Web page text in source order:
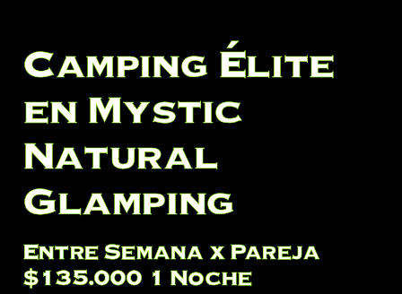
Camping Élite
en Mystic
Natural
Glamping
Entre Semana x Pareja
$135.000 1 Noche